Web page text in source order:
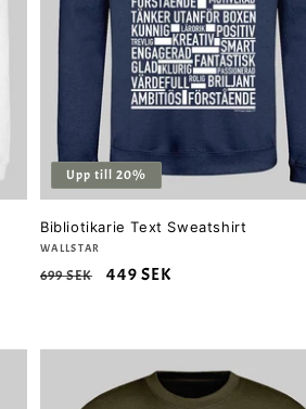
Upp till 20%
Bibliotikarie Text Sweatshirt
Säljare:
WALLSTAR
Ordinarie
699 SEK Försäljningspris
449 SEK